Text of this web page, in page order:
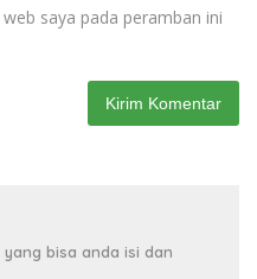
saya pada peramban ini
bisa anda isi dan